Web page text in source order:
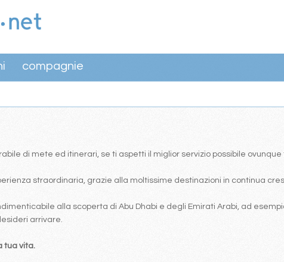
compagnie
di mete ed itinerari, se ti aspetti il miglior servizio possibile ovunque
straordinaria, grazie alla moltissime destinazioni in continua
alla scoperta di Abu Dhabi e degli Emirati Arabi, ad
arrivare.
tua vita.